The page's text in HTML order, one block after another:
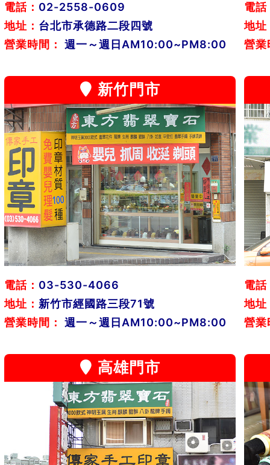
電話： 02-2558-0609
地址： 台北市承德路二段四號
營業時間：
週一～週日AM10:00~PM8:00
電話
地址
營業
新竹門市
電話： 03-530-4066
地址： 新竹市經國路三段71號
營業時間：
週一～週日AM10:00~PM8:00
電話
地址
營業
高雄門市